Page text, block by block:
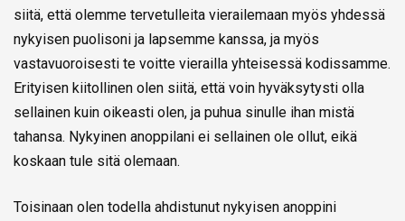
siitä, että olemme tervetulleita vierailemaan myös yhdessä
nykyisen puolisoni ja lapsemme kanssa, ja myös
vastavuoroisesti te voitte vierailla yhteisessä kodissamme.
Erityisen kiitollinen olen siitä, että voin hyväksytysti olla
sellainen kuin oikeasti olen, ja puhua sinulle ihan mistä
tahansa. Nykyinen anoppilani ei sellainen ole ollut, eikä
koskaan tule sitä olemaan.
Toisinaan olen todella ahdistunut nykyisen anoppini